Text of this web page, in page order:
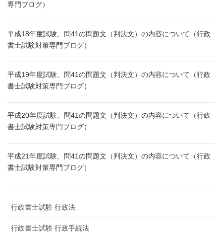
専門ブログ）
平成18年度試験、問41の問題文（判決文）の内容について（行政
書士試験対策専門ブログ）
平成19年度試験、問41の問題文（判決文）の内容について（行政
書士試験対策専門ブログ）
平成20年度試験、問41の問題文（判決文）の内容について（行政
書士試験対策専門ブログ）
平成21年度試験、問41の問題文（判決文）の内容について（行政
書士試験対策専門ブログ）
行政書士試験 行政法
行政書士試験 行政手続法